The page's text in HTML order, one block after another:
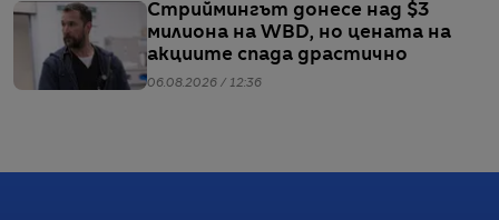
Стриймингът донесе над $3
милиона на WBD, но цената на
акциите спада драстично
06.08.2026 / 12:36